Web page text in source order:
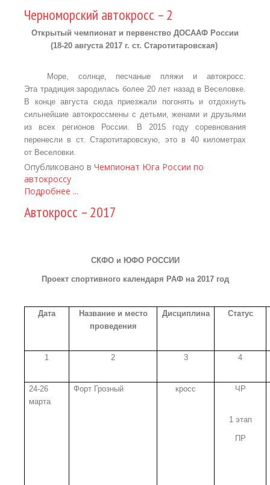
Черноморский автокросс – 2
Открытый чемпионат и первенство ДОСААФ России
(18-20 августа 2017 г. ст. Старотитаровская)
Море, солнце, песчаные пляжи и автокросс.
Эта традиция зародилась более 20 лет назад в Веселовке.
В конце августа сюда приезжали погонять и отдохнуть
сильнейшие автокроссмены с детьми, женами и друзьями
из всех регионов России. В 2015 году соревнования
перенесли в ст. Старотитаровскую, это в 40 километрах
от Веселовки.
Опубликовано в Чемпионат Юга России по
автокроссу
Подробнее ...
Автокросс – 2017
СКФО и ЮФО РОССИИ
Проект спортивного календаря РАФ на 2017 год
Дата
Название и место
проведения
Дисциплина Статус
1 2 3 4
24-26
марта
Форт Грозный кросс ЧР
1 этап
ПР